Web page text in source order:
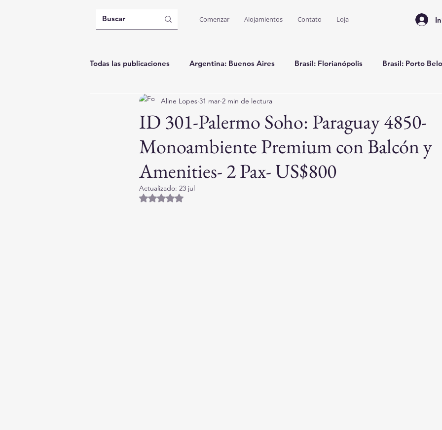
Comenzar Alojamientos Contato Loja
Todas las publicaciones Argentina: Buenos Aires Brasil: Florianópolis Brasil: Porto
Brasil: Governador Celso Ramos Brasil: Bombinhas
ID 301-Palermo Soho: Paraguay 4850-
Monoambiente Premium con Balcón y
Amenities- 2 Pax- US$800
Aline Lopes 31 mar 2 min de lectura
Actualizado: 23 jul
Obtuvo NaN de 5 estrellas.